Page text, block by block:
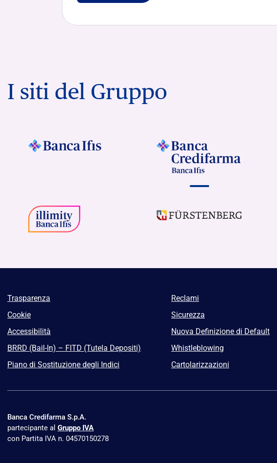
I siti del Gruppo
Trasparenza Reclami
Cookie
Sicurezza
Accessibilità
Nuova Definizione di Default
BRRD (Bail-In) – FITD (Tutela Depositi)
Whistleblowing
Piano di Sostituzione degli Indici
Cartolarizzazioni
Banca Credifarma S.p.A.
partecipante al Gruppo IVA
con Partita IVA n. 04570150278